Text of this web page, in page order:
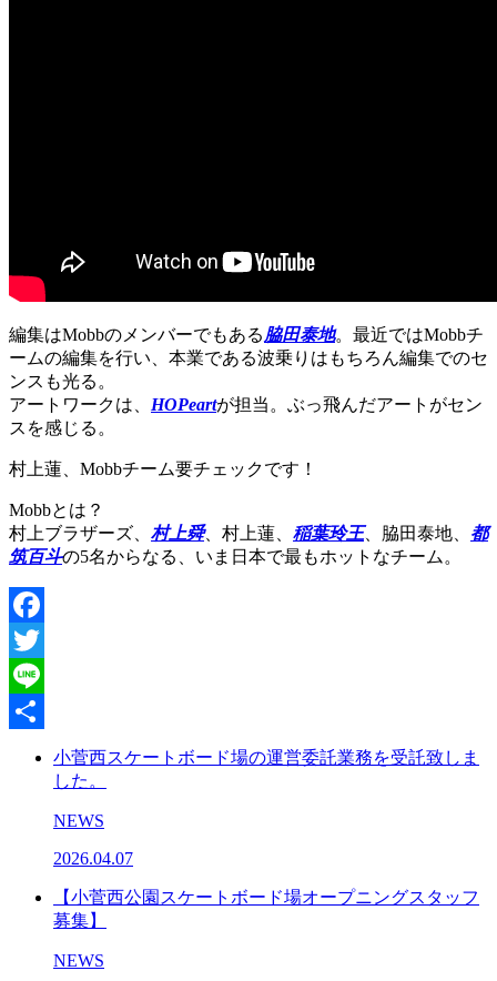
編集はMobbのメンバーでもある脇田泰地。最近ではMobbチ
ームの編集を行い、本業である波乗りはもちろん編集でのセ
ンスも光る。
アートワークは、 HOPeartが担当。ぶっ飛んだアートがセン
スを感じる。
村上蓮、Mobbチーム要チェックです！
Mobbとは？
村上ブラザーズ、 村上舜、村上蓮、 稲葉玲王、脇田泰地、 都
筑百斗の5名からなる、いま日本で最もホットなチーム。
Facebook
Twitter
Line
小菅西スケートボード場の運営委託業務を受託致しま
した。
NEWS
2026.04.07
【小菅西公園スケートボード場オープニングスタッフ
募集】
NEWS